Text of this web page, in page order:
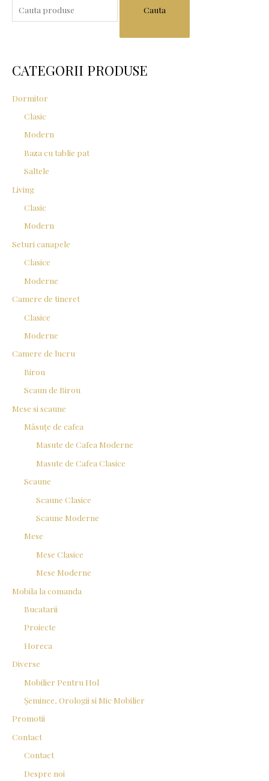
a
h
o
CATEGORII PRODUSE
Dormitor
Clasic
Modern
Baza cu tablie pat
Saltele
Living
Clasic
Modern
Seturi canapele
Clasice
Moderne
Camere de tineret
Clasice
Moderne
Camere de lucru
Birou
Scaun de Birou
Mese si scaune
Măsuțe de cafea
Masute de Cafea Moderne
Masute de Cafea Clasice
Scaune
Scaune Clasice
Scaune Moderne
Mese
Mese Clasice
Mese Moderne
Mobila la comanda
Bucatarii
Proiecte
Horeca
Diverse
Mobilier Pentru Hol
Șeminee, Orologii si Mic Mobilier
Promotii
Contact
Contact
Despre noi